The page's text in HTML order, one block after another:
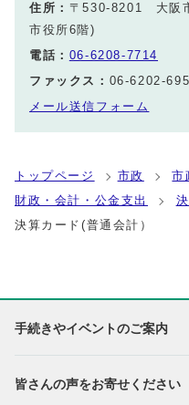
住所： 〒530-8201 大阪
市役所6階)
電話： 06-6208-7714
ファックス： 06-6202-
メール送信フォーム
トップページ 市政
市
財政・会計・公金支出
決算カード(普通会計）
手続きやイベントのご案内
皆さんの声をお寄せください